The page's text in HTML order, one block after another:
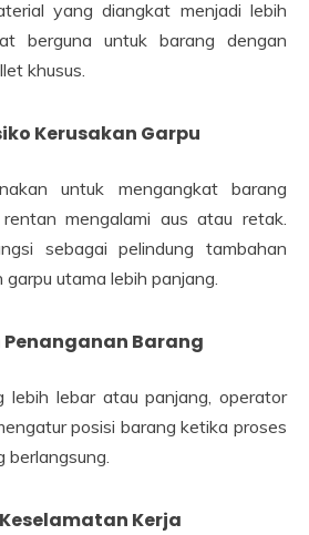
yang diangkat menjadi lebih
berguna untuk barang dengan
khusus.
Kerusakan Garpu
untuk mengangkat barang
mengalami aus atau retak.
sebagai pelindung tambahan
utama lebih panjang.
Barang
lebih lebar atau panjang, operator
posisi barang ketika proses
berlangsung.
Kerja